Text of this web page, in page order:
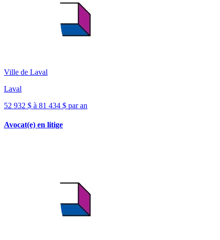
Ville de Laval
Laval
52 932 $ à 81 434 $ par an
Avocat(e) en litige